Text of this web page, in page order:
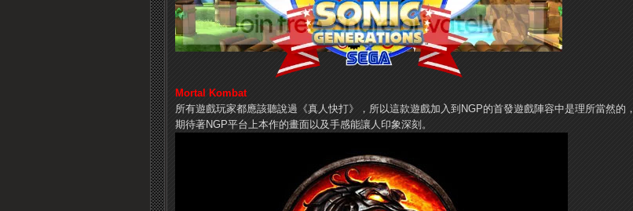
Mortal Kombat
所有遊戲玩家都應該聽說過《真人快打》，所以這款遊戲加入到NGP的首發遊戲陣容中是理所當然的，
期待著NGP平台上本作的畫面以及手感能讓人印象深刻。